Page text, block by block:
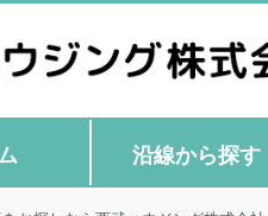
沿線から探す